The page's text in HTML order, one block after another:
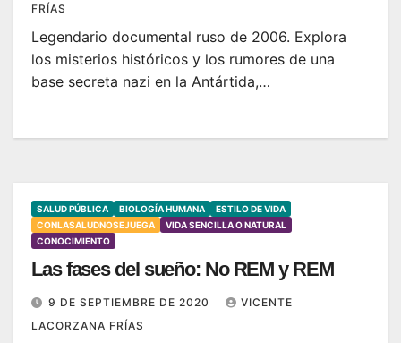
FRÍAS
Legendario documental ruso de 2006. Explora
los misterios históricos y los rumores de una
base secreta nazi en la Antártida,…
SALUD PÚBLICA BIOLOGÍA HUMANA
ESTILO DE VIDA
CONLASALUDNOSEJUEGA
VIDA SENCILLA O NATURAL
CONOCIMIENTO
Las fases del sueño: No REM y REM
9 DE SEPTIEMBRE DE 2020
VICENTE
LACORZANA FRÍAS